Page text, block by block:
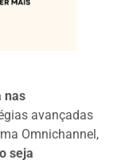
nas
avançadas
Omnichannel,
seja